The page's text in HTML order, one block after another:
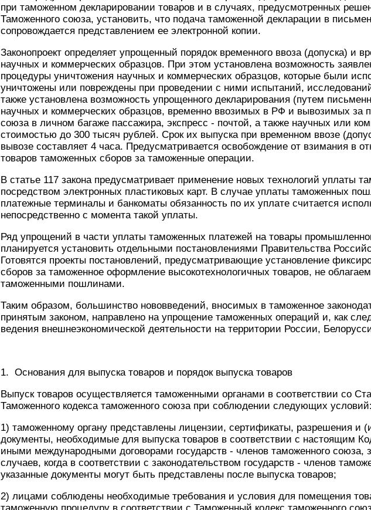
при таможенном декларировании товаров и в случаях, предусмотренных
Таможенного союза, установить, что подача таможенной декларации в
сопровождается представлением ее электронной копии.
Законопроект определяет упрощенный порядок временного ввоза (допуска) и
научных и коммерческих образцов. При этом установлена возможность
процедуры уничтожения научных и коммерческих образцов, которые были
уничтожены или повреждены при проведении с ними испытаний,
также установлена возможность упрощенного декларирования (путем
научных и коммерческих образцов, временно ввозимых в РФ и вывозимых за
союза в личном багаже пассажира, экспресс - почтой, а также научных или
стоимостью до 300 тысяч рублей. Срок их выпуска при временном ввозе
вывозе составляет 4 часа. Предусматривается освобождение от взимания в
товаров таможенных сборов за таможенные операции.
В статье 117 закона предусматривает применение новых технологий уплаты
посредством электронных пластиковых карт. В случае уплаты таможенных
платежные терминалы и банкоматы обязанность по их уплате считается
непосредственно с момента такой уплаты.
Ряд упрощений в части уплаты таможенных платежей на товары
планируется установить отдельными постановлениями Правительства
Готовятся проекты постановлений, предусматривающие установление
сборов за таможенное оформление высокотехнологичных товаров, не
таможенными пошлинами.
Таким образом, большинство нововведений, вносимых в таможенное
принятым законом, направлено на упрощение таможенных операций и, как
ведения внешнеэкономической деятельности на территории России,
1. Основания для выпуска товаров и порядок выпуска товаров
Выпуск товаров осуществляется таможенными органами в соответствии со
Таможенного кодекса таможенного союза при соблюдении следующих условий:
1) таможенному органу представлены лицензии, сертификаты, разрешения и
документы, необходимые для выпуска товаров в соответствии с настоящим
иными международными договорами государств - членов таможенного союза,
случаев, когда в соответствии с законодательством государств - членов
указанные документы могут быть представлены после выпуска товаров;
2) лицами соблюдены необходимые требования и условия для помещения